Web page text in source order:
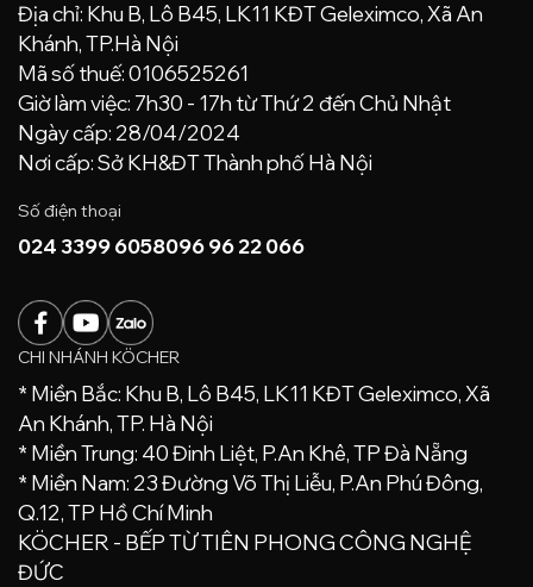
Địa chỉ: Khu B, Lô B45, LK11 KĐT Geleximco, Xã An
Khánh, TP.Hà Nội
Mã số thuế: 0106525261
Giờ làm việc: 7h30 - 17h từ Thứ 2 đến Chủ Nhật
Ngày cấp: 28/04/2024
Nơi cấp: Sở KH&ĐT Thành phố Hà Nội
Số điện thoại
024 3399 6058096 96 22 066
CHI NHÁNH KÖCHER
* Miền Bắc: Khu B, Lô B45, LK11 KĐT Geleximco, Xã
An Khánh, TP. Hà Nội
* Miền Trung: 40 Đinh Liệt, P.An Khê, TP Đà Nẵng
* Miền Nam: 23 Đường Võ Thị Liễu, P.An Phú Đông,
Q.12, TP Hồ Chí Minh
KÖCHER - BẾP TỪ TIÊN PHONG CÔNG NGHỆ
ĐỨC